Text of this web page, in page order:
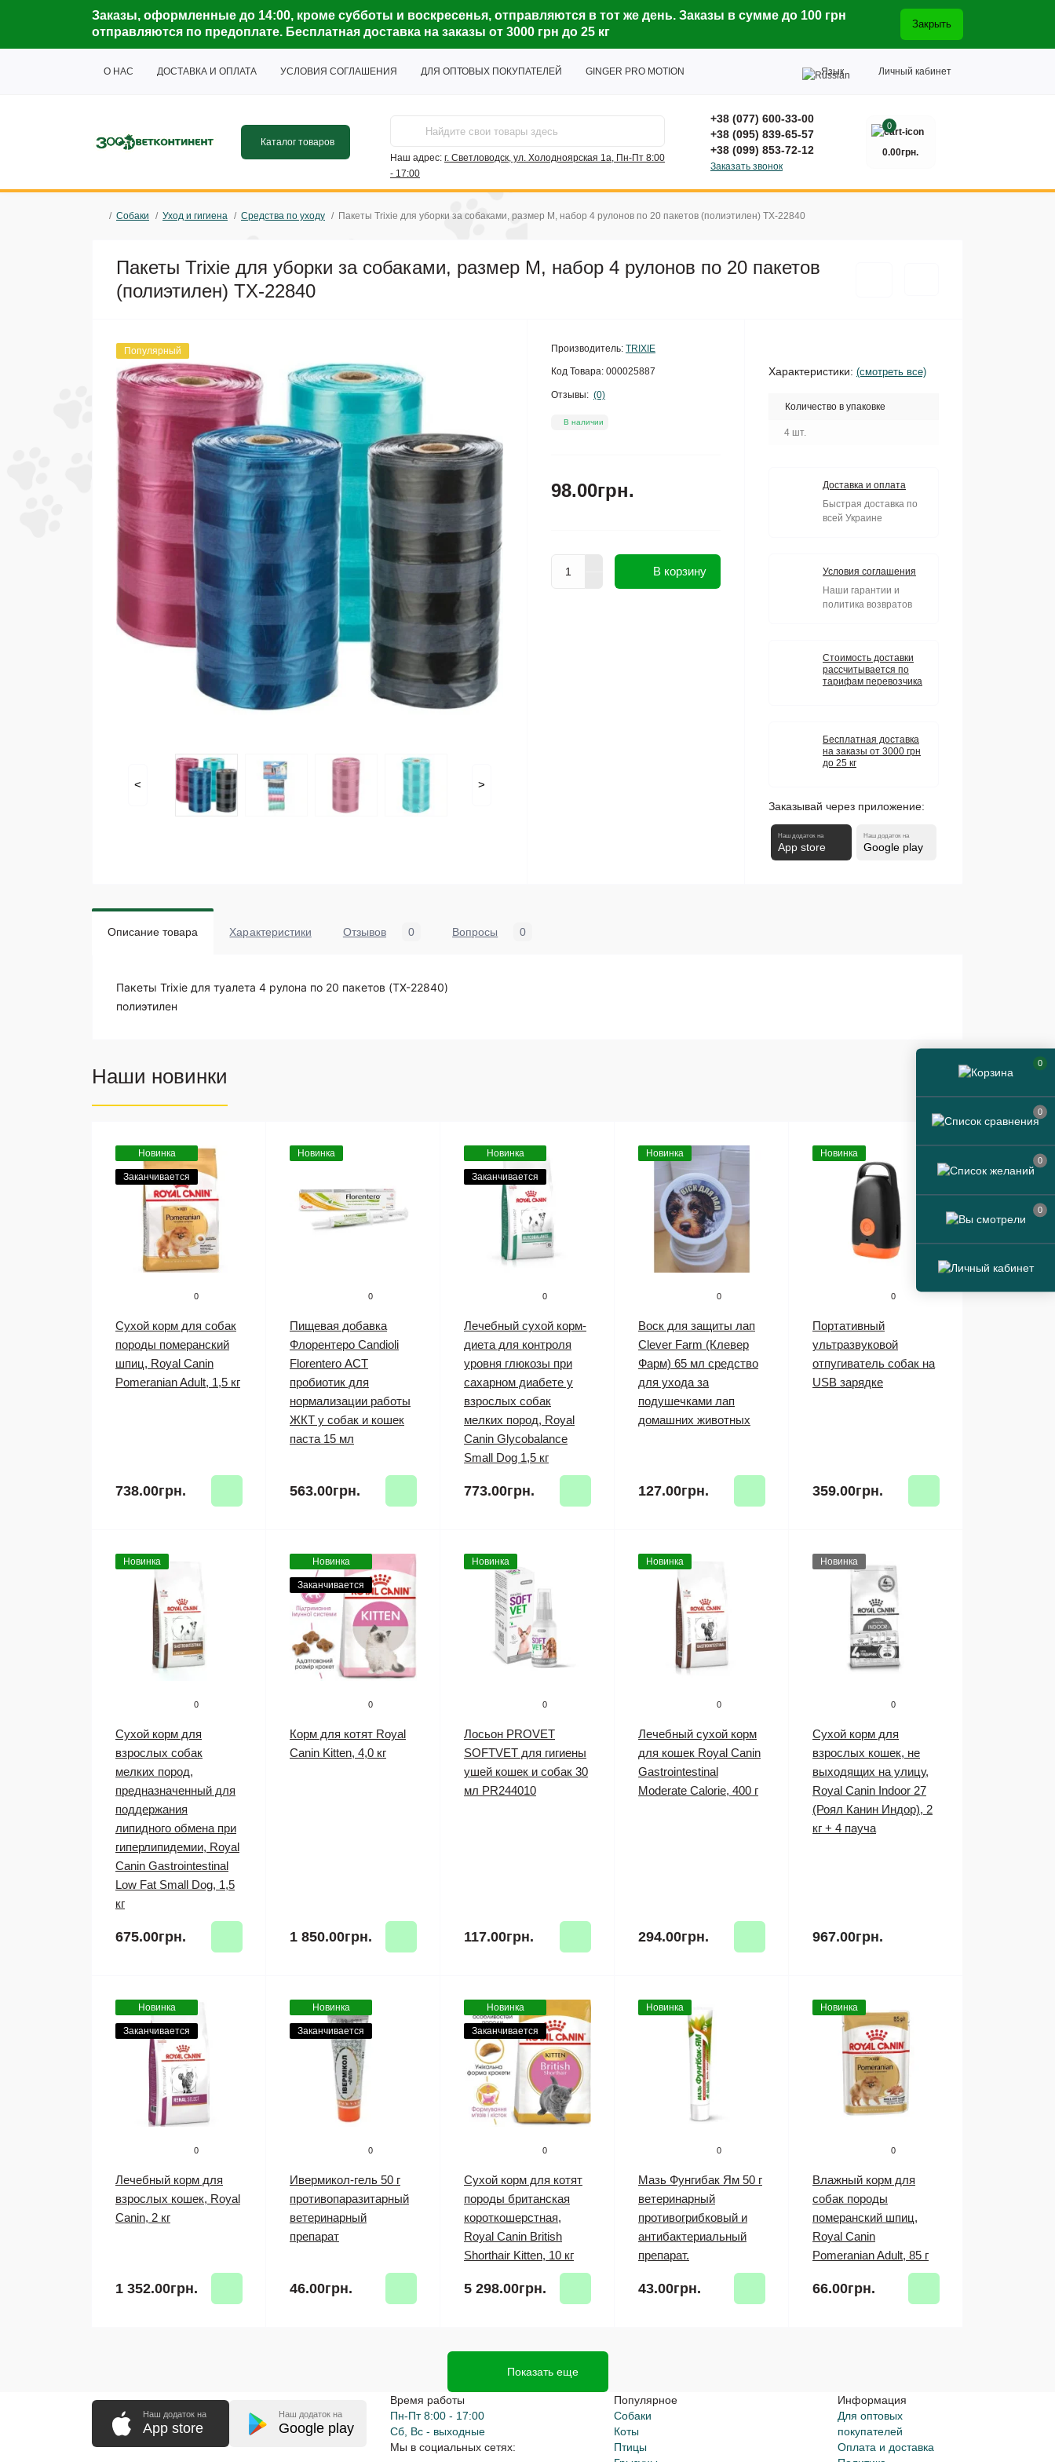
0
0
0
0
Заказы, оформленные до 14:00, кроме субботы и воскресенья, отправляются в тот же день. Заказы в сумме до 100 грн
отправляются по предоплате. Бесплатная доставка на заказы от 3000 грн до 25 кг
Закрыть
О НАС ДОСТАВКА И ОПЛАТА УСЛОВИЯ СОГЛАШЕНИЯ ДЛЯ ОПТОВЫХ ПОКУПАТЕЛЕЙ GINGER PRO MOTION Язык Личный кабинет
Каталог товаров
Наш адрес: г. Светловодск, ул. Холодноярская 1а, Пн-Пт 8:00
- 17:00
+38 (077) 600-33-00
+38 (095) 839-65-57
+38 (099) 853-72-12
Заказать звонок
0
0.00грн.
Собаки Уход и гигиена Средства по уходу Пакеты Trixie для уборки за собаками, размер M, набор 4 рулонов по 20 пакетов (полиэтилен) TX-22840
Пакеты Trixie для уборки за собаками, размер M, набор 4 рулонов по 20 пакетов
(полиэтилен) TX-22840
Популярный
< >
Производитель: TRIXIE
Код Товара: 000025887
Отзывы: (0)
В наличии
98.00грн.
В корзину
Характеристики: (смотреть все)
Количество в упаковке
4 шт.
Доставка и оплата
Быстрая доставка по
всей Украине
Условия соглашения
Наши гарантии и
политика возвратов
Стоимость доставки
рассчитывается по
тарифам перевозчика
Бесплатная доставка
на заказы от 3000 грн
до 25 кг
Заказывай через приложение:
Наш додаток на
App store
Наш додаток на
Google play
Описание товара Характеристики Отзывов 0 Вопросы 0
Пакеты Trixie для туалета 4 рулона по 20 пакетов (TX-22840)
полиэтилен
Наши новинки
Новинка
Заканчивается
0
Сухой корм для собак
породы померанский
шпиц, Royal Canin
Pomeranian Adult, 1,5 кг
738.00грн.
Новинка
0
Пищевая добавка
Флорентеро Candioli
Florentero АСТ
пробиотик для
нормализации работы
ЖКТ у собак и кошек
паста 15 мл
563.00грн.
Новинка
Заканчивается
0
Лечебный сухой корм-
диета для контроля
уровня глюкозы при
сахарном диабете у
взрослых собак
мелких пород, Royal
Canin Glycobalance
Small Dog 1,5 кг
773.00грн.
Новинка
0
Воск для защиты лап
Clever Farm (Клевер
Фарм) 65 мл средство
для ухода за
подушечками лап
домашних животных
127.00грн.
Новинка
0
Портативный
ультразвуковой
отпугиватель собак на
USB зарядке
359.00грн.
Новинка
0
Сухой корм для
взрослых собак
мелких пород,
предназначенный для
поддержания
липидного обмена при
гиперлипидемии, Royal
Canin Gastrointestinal
Low Fat Small Dog, 1,5
кг
675.00грн.
Новинка
Заканчивается
0
Корм для котят Royal
Canin Kitten, 4,0 кг
1 850.00грн.
Новинка
0
Лосьон PROVET
SOFTVET для гигиены
ушей кошек и собак 30
мл PR244010
117.00грн.
Новинка
0
Лечебный сухой корм
для кошек Royal Canin
Gastrointestinal
Moderate Calorie, 400 г
294.00грн.
Новинка
0
Сухой корм для
взрослых кошек, не
выходящих на улицу,
Royal Canin Indoor 27
(Роял Канин Индор), 2
кг + 4 пауча
967.00грн.
Новинка
Заканчивается
0
Лечебный корм для
взрослых кошек, Royal
Canin, 2 кг
1 352.00грн.
Новинка
Заканчивается
0
Ивермикол-гель 50 г
противопаразитарный
ветеринарный
препарат
46.00грн.
Новинка
Заканчивается
0
Сухой корм для котят
породы британская
короткошерстная,
Royal Canin British
Shorthair Kitten, 10 кг
5 298.00грн.
Новинка
0
Мазь Фунгибак Ям 50 г
ветеринарный
противогрибковый и
антибактериальный
препарат.
43.00грн.
Новинка
0
Влажный корм для
собак породы
померанский шпиц,
Royal Canin
Pomeranian Adult, 85 г
66.00грн.
Показать еще
Наш додаток на
App store
Наш додаток на
Google play
Время работы
Пн-Пт 8:00 - 17:00
Сб, Вс - выходные
Мы в социальных сетях:
Популярное
Собаки
Коты
Птицы
Информация
Для оптовых
покупателей
Оплата и доставка